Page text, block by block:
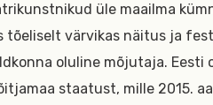
üle maailma
tõeliselt värvikas näitus ja
oluline mõjutaja. Eesti
staatust, mille 2015.